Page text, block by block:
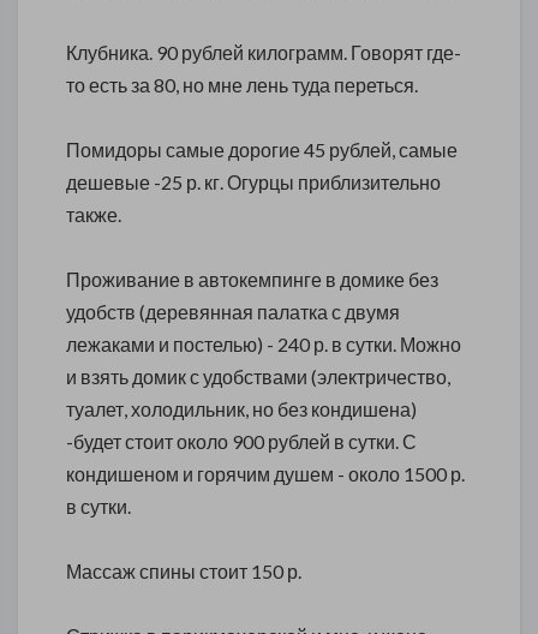
Клубника. 90 рублей килограмм. Говорят где-
то есть за 80, но мне лень туда переться.
Помидоры самые дорогие 45 рублей, самые
дешевые -25 р. кг. Огурцы приблизительно
также.
Проживание в автокемпинге в домике без
удобств (деревянная палатка с двумя
лежаками и постелью) - 240 р. в сутки. Можно
и взять домик с удобствами (электричество,
туалет, холодильник, но без кондишена)
-будет стоит около 900 рублей в сутки. С
кондишеном и горячим душем - около 1500 р.
в сутки.
Массаж спины стоит 150 р.